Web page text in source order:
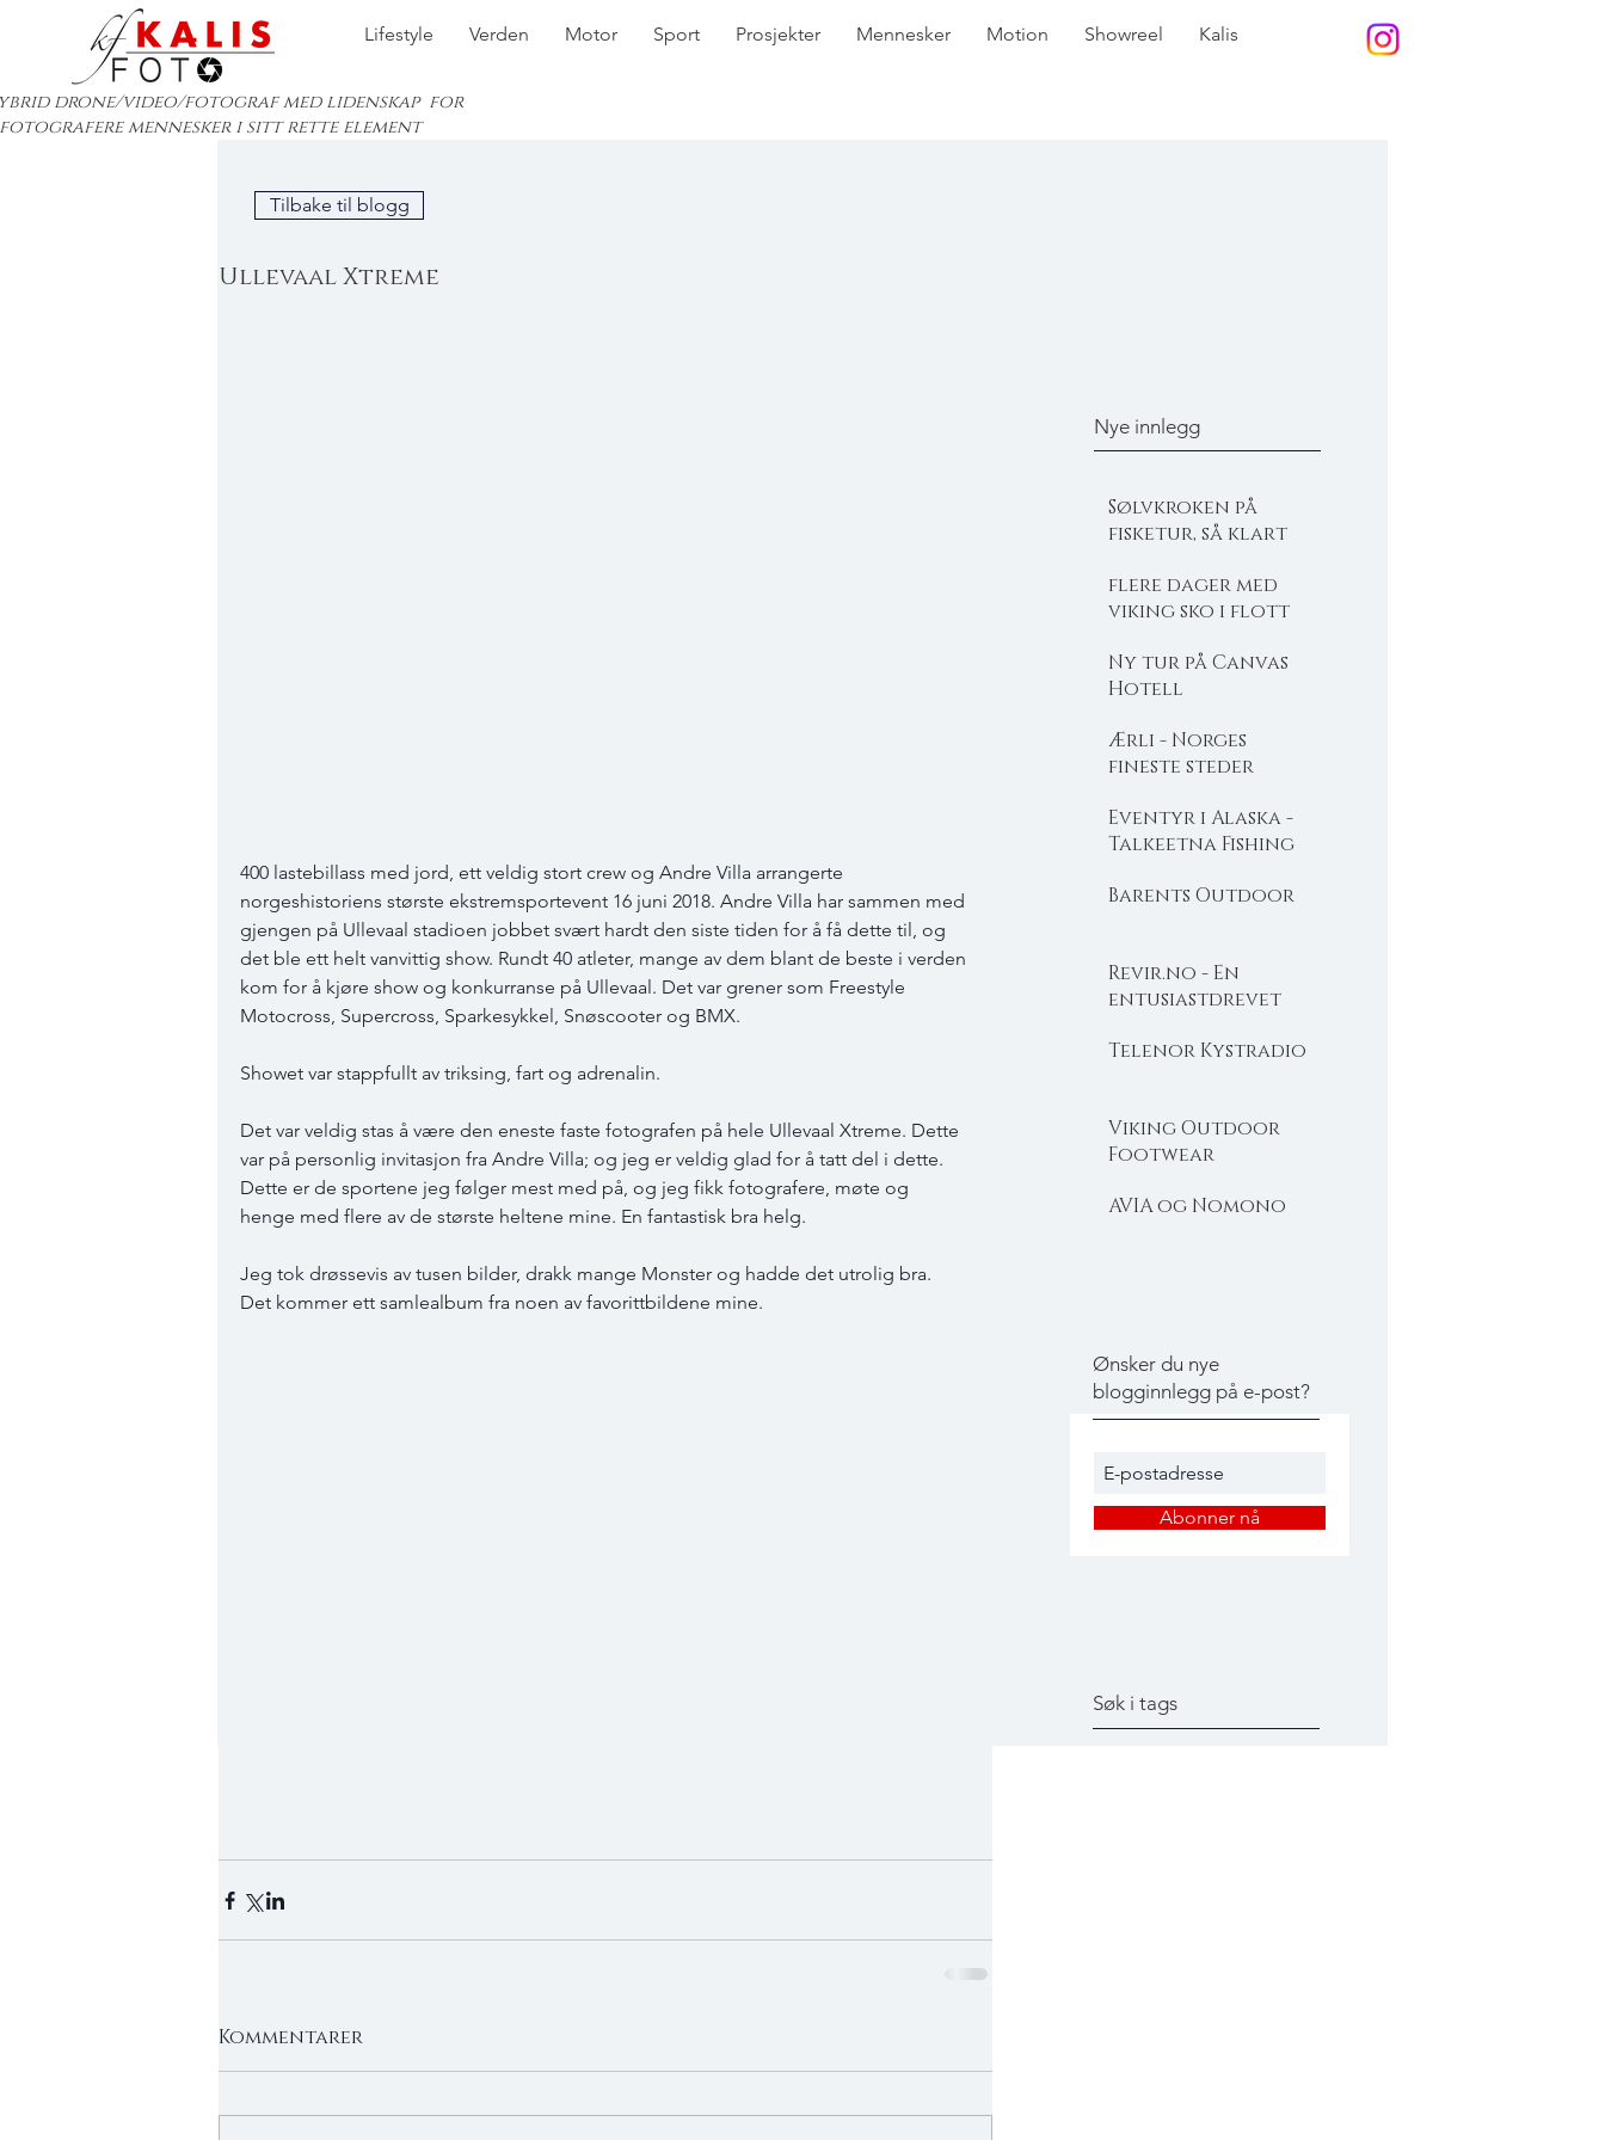
Lifestyle Verden Motor Sport Prosjekter Mennesker Motion Showreel Kalis
drone/video/fotograf med lidenskap for
mennesker i sitt rette element
Tilbake til blogg
Ullevaal Xtreme
400 lastebillass med jord, ett veldig stort crew og Andre Villa arrangerte
norgeshistoriens største ekstremsportevent 16 juni 2018. Andre Villa har sammen med
gjengen på Ullevaal stadioen jobbet svært hardt den siste tiden for å få dette til, og
det ble ett helt vanvittig show. Rundt 40 atleter, mange av dem blant de beste i verden
kom for å kjøre show og konkurranse på Ullevaal. Det var grener som Freestyle
Motocross, Supercross, Sparkesykkel, Snøscooter og BMX.
Showet var stappfullt av triksing, fart og adrenalin.
Det var veldig stas å være den eneste faste fotografen på hele Ullevaal Xtreme. Dette
var på personlig invitasjon fra Andre Villa; og jeg er veldig glad for å tatt del i dette.
Dette er de sportene jeg følger mest med på, og jeg fikk fotografere, møte og
henge med flere av de største heltene mine. En fantastisk bra helg.
Jeg tok drøssevis av tusen bilder, drakk mange Monster og hadde det utrolig bra.
Det kommer ett samlealbum fra noen av favorittbildene mine.
Kommentarer
Søk i tags
Ønsker du nye
blogginnlegg på e-post?
Abonner nå
Nye innlegg
Sølvkroken på
fisketur, så klart
flere dager med
viking sko i flott
Ny tur på Canvas
Hotell
Ærli - Norges
fineste steder
Eventyr i Alaska -
Talkeetna Fishing
Barents Outdoor
Revir.no - En
entusiastdrevet
Telenor Kystradio
Viking Outdoor
Footwear
AVIA og Nomono